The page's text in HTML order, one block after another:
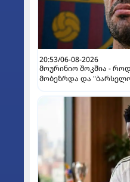
20:53/06-08-2026
მოურინიო შოკშია -
მობეზრდა და